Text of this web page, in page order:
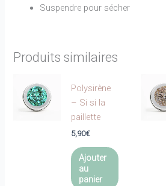
Suspendre pour sécher
Produits similaires
Polysirène
– Si si la
paillette
5,90€
Ajouter
au
panier